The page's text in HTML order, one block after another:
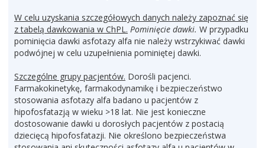
W celu uzyskania szczegółowych danych należy zapoznać się
z tabelą dawkowania w ChPL. Pominięcie dawki. W przypadku
pominięcia dawki asfotazy alfa nie należy wstrzykiwać dawki
podwójnej w celu uzupełnienia pominiętej dawki.
Szczególne grupy pacjentów. Dorośli pacjenci.
Farmakokinetykę, farmakodynamikę i bezpieczeństwo
stosowania asfotazy alfa badano u pacjentów z
hipofosfatazją w wieku >18 lat. Nie jest konieczne
dostosowanie dawki u dorosłych pacjentów z postacią
dziecięcą hipofosfatazji. Nie określono bezpieczeństwa